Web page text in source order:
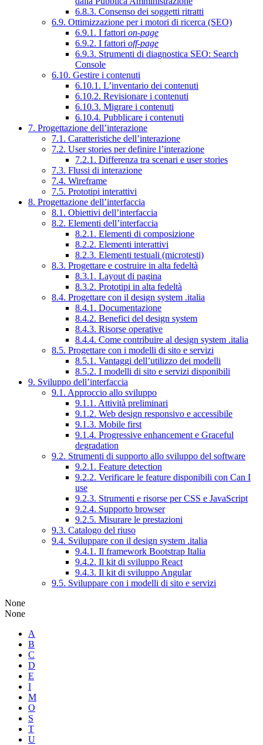
6.8.3. Consenso dei soggetti ritratti
6.9. Ottimizzazione per i motori di ricerca (SEO)
6.9.1. I fattori on-page
6.9.2. I fattori off-page
6.9.3. Strumenti di diagnostica SEO: Search
Console
6.10. Gestire i contenuti
6.10.1. L’inventario dei contenuti
6.10.2. Revisionare i contenuti
6.10.3. Migrare i contenuti
6.10.4. Pubblicare i contenuti
7. Progettazione dell’interazione
7.1. Caratteristiche dell’interazione
7.2. User stories per definire l’interazione
7.2.1. Differenza tra scenari e user stories
7.3. Flussi di interazione
7.4. Wireframe
7.5. Prototipi interattivi
8. Progettazione dell’interfaccia
8.1. Obiettivi dell’interfaccia
8.2. Elementi dell’interfaccia
8.2.1. Elementi di composizione
8.2.2. Elementi interattivi
8.2.3. Elementi testuali (microtesti)
8.3. Progettare e costruire in alta fedeltà
8.3.1. Layout di pagina
8.3.2. Prototipi in alta fedeltà
8.4. Progettare con il design system .italia
8.4.1. Documentazione
8.4.2. Benefici del design system
8.4.3. Risorse operative
8.4.4. Come contribuire al design system .italia
8.5. Progettare con i modelli di sito e servizi
8.5.1. Vantaggi dell’utilizzo dei modelli
8.5.2. I modelli di sito e servizi disponibili
9. Sviluppo dell’interfaccia
9.1. Approccio allo sviluppo
9.1.1. Attività preliminari
9.1.2. Web design responsivo e accessibile
9.1.3. Mobile first
9.1.4. Progressive enhancement e Graceful
degradation
9.2. Strumenti di supporto allo sviluppo del software
9.2.1. Feature detection
9.2.2. Verificare le feature disponibili con Can I
use
9.2.3. Strumenti e risorse per CSS e JavaScript
9.2.4. Supporto browser
9.2.5. Misurare le prestazioni
9.3. Catalogo del riuso
9.4. Sviluppare con il design system .italia
9.4.1. Il framework Bootstrap Italia
9.4.2. Il kit di sviluppo React
9.4.3. Il kit di sviluppo Angular
9.5. Sviluppare con i modelli di sito e servizi
None
None
A
B
C
D
E
I
M
O
S
T
U